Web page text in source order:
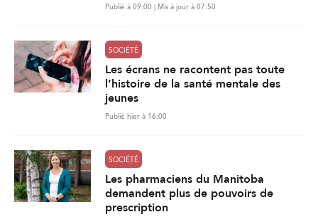
Publié à 09:00 | Mis à jour à 07:50
SOCIÉTÉ
Les écrans ne racontent pas toute
l’histoire de la santé mentale des
jeunes
Publié hier à 16:00
SOCIÉTÉ
Les pharmaciens du Manitoba
demandent plus de pouvoirs de
prescription